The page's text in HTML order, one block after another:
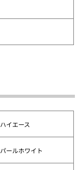
ハイエース
パールホワイト